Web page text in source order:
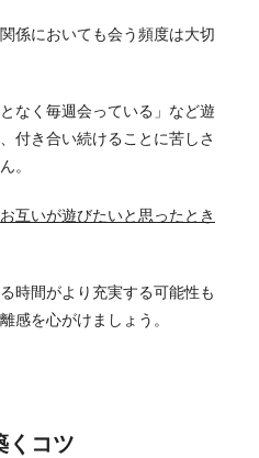
係においても会う頻度は大切
なく毎週会っている」など遊
付き合い続けることに苦しさ
。
お互いが遊びたいと思ったとき
時間がより充実する可能性も
感を心がけましょう。
くコツ